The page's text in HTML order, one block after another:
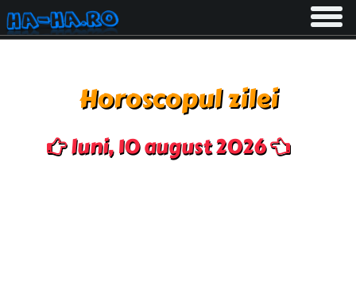
Toggle
Horoscopul zilei
luni, 10 august 2026